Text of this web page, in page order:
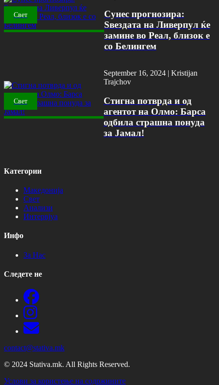
Свет
Сунес прогнозира:
Ѕвездата на Ливерпул ќе
замине во Реал, близок е
со Белингем
Свет
September 16, 2024 | Kristijan
Trajchov
Стигна потврда и од
агентот на Олмо: Барса
одбила страшна понуда
за Јамал!
Категории
Македонија
Свет
Анализи
Интервјуа
Инфо
За Нас
Следете не
contact@stativa.mk
© 2024 Stativa.mk. All Rights Reserved.
Услови за користење на содржините